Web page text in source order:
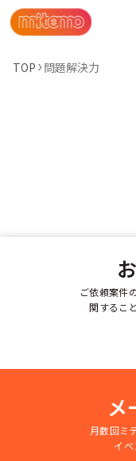
ー
TOP 問題解決力
ご依頼案件
関するこ
メ
月数回ミ
イ